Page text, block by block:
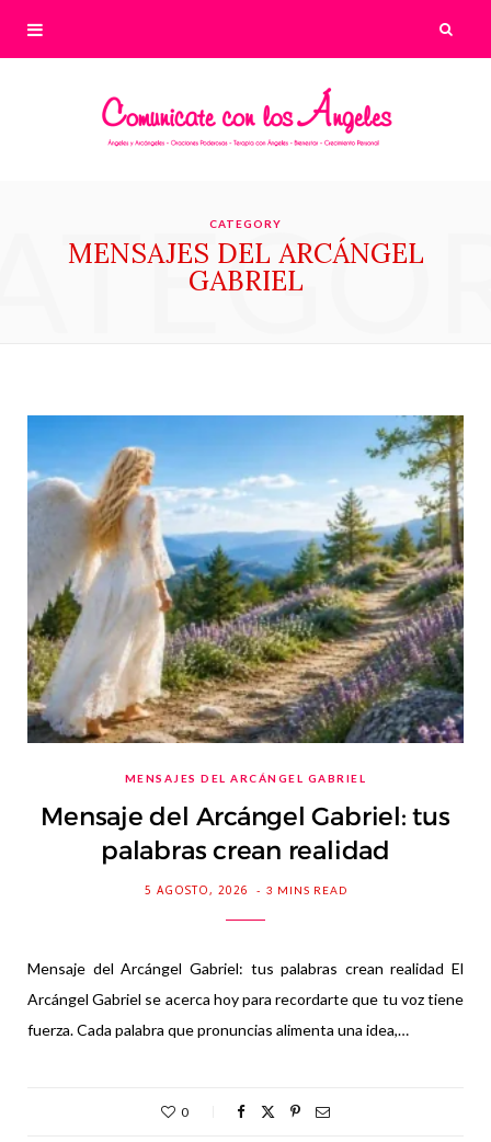
CATEGORY
MENSAJES DEL ARCÁNGEL
GABRIEL
MENSAJES DEL ARCÁNGEL GABRIEL
Mensaje del Arcángel Gabriel: tus
palabras crean realidad
5 AGOSTO, 2026 3 MINS READ
Mensaje del Arcángel Gabriel: tus palabras crean realidad El
Arcángel Gabriel se acerca hoy para recordarte que tu voz tiene
fuerza. Cada palabra que pronuncias alimenta una idea,…
0